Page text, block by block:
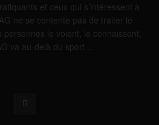
et ceux qui s’intéressent à
ne se contente pas de traiter le
le voient, le connaissent,
va au-delà du sport…